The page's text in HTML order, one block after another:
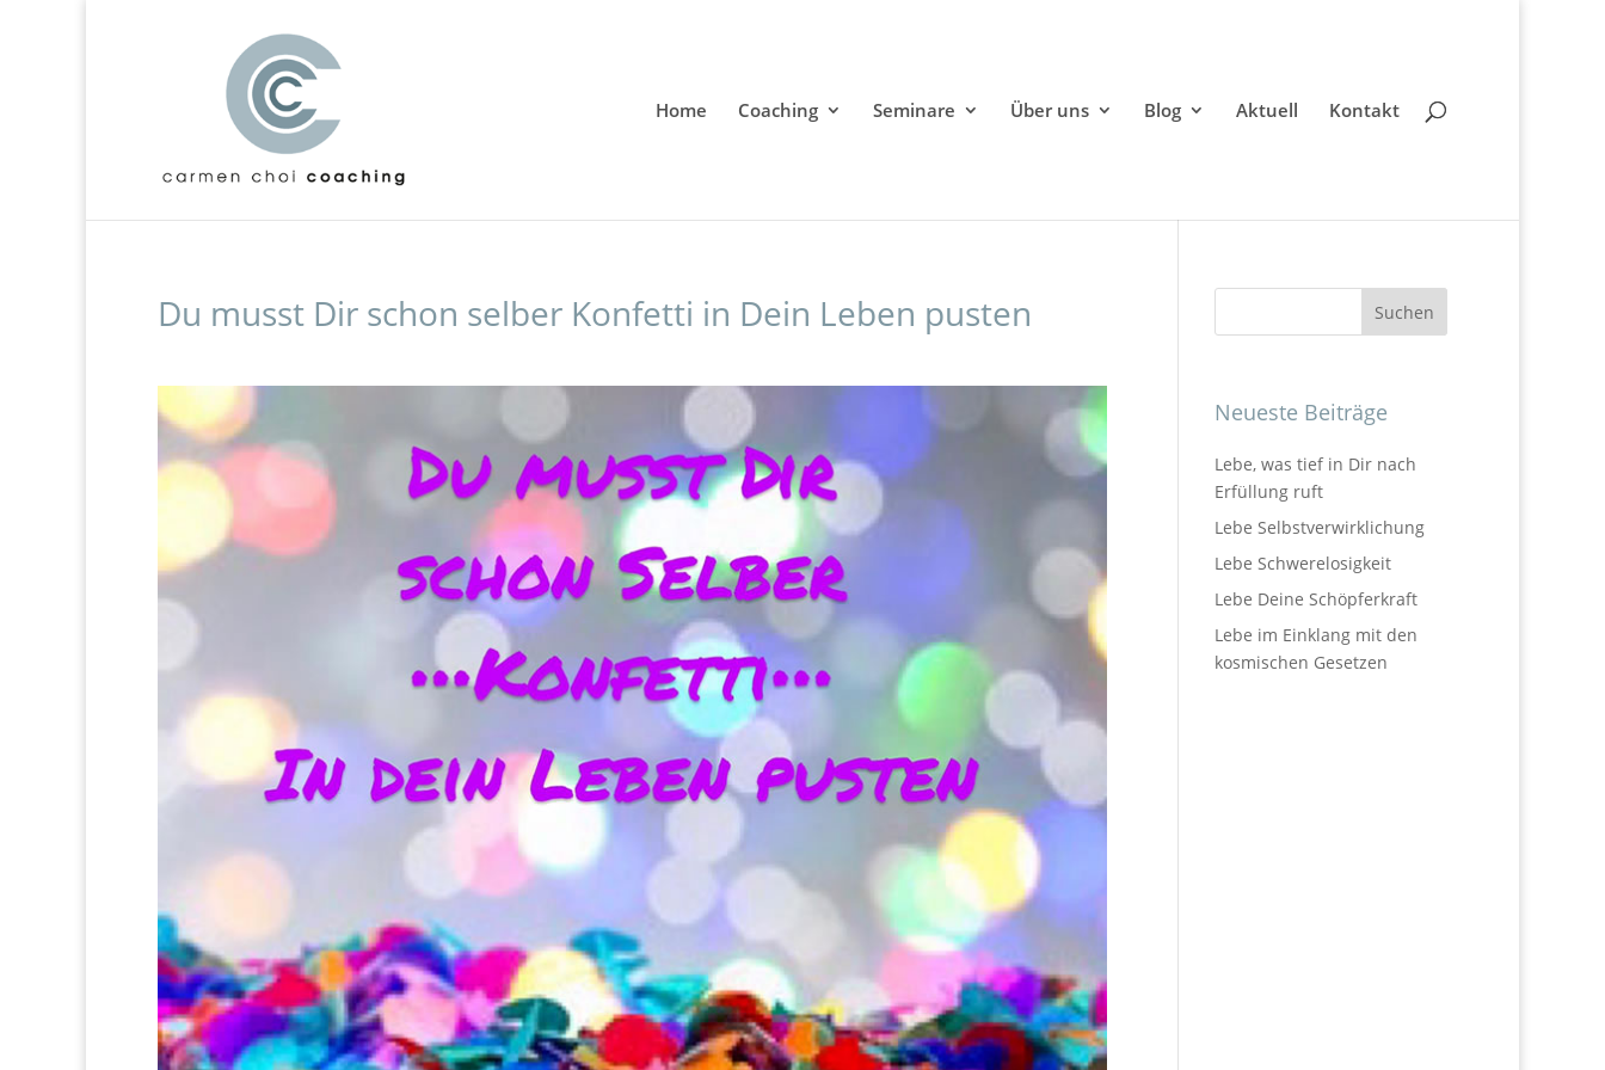
Home Coaching Seminare Über uns Blog Aktuell Kontakt
Du musst Dir schon selber Konfetti in Dein Leben pusten
Neueste Beiträge
Lebe, was tief in Dir nach
Erfüllung ruft
Lebe Selbstverwirklichung
Lebe Schwerelosigkeit
Lebe Deine Schöpferkraft
Lebe im Einklang mit den
kosmischen Gesetzen